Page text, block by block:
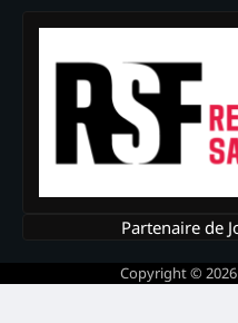
Partenaire de
Copyright © 2026